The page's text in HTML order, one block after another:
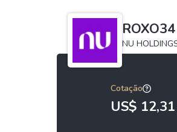
ROXO34
NU
Cotação
US$ 12,31